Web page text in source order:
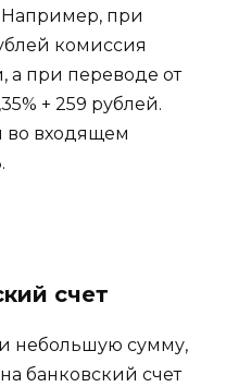
Например, при
комиссия
а при переводе от
+ 259 рублей.
во входящем
счет
небольшую сумму,
банковский счет